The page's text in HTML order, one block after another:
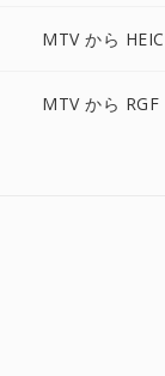
MTV から
MTV から RGF